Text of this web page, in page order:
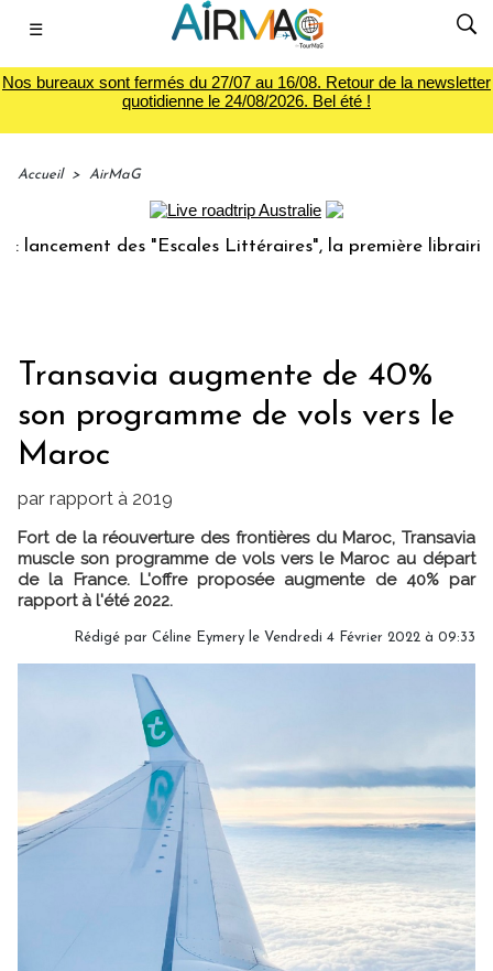
☰
Nos bureaux sont fermés du 27/07 au 16/08. Retour de la newsletter
quotidienne le 24/08/2026. Bel été !
Accueil > AirMaG
des "Escales Littéraires", la première librairie du
Transavia augmente de 40%
son programme de vols vers le
Maroc
par rapport à 2019
Fort de la réouverture des frontières du Maroc, Transavia
muscle son programme de vols vers le Maroc au départ
de la France. L'offre proposée augmente de 40% par
rapport à l'été 2022.
Rédigé par Céline Eymery le Vendredi 4 Février 2022 à 09:33